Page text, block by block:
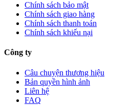
Chính sách bảo mật
Chính sách giao hàng
Chính sách thanh toán
Chính sách khiếu nại
Công ty
Câu chuyện thương hiệu
Bản quyền hình ảnh
Liên hệ
FAQ